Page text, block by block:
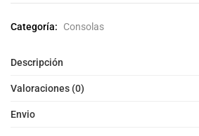
Categoría: Consolas
Descripción
Valoraciones (0)
Envio